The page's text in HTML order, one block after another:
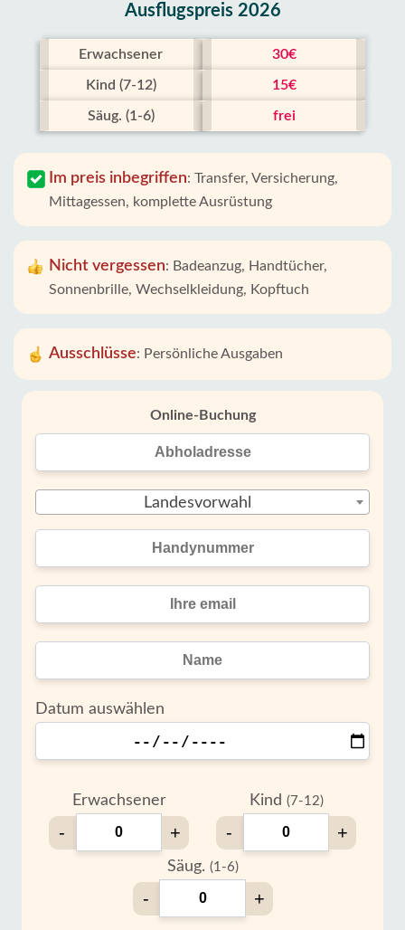
Ausflugspreis 2026
Erwachsener 30€
Kind (7-12) 15€
Säug. (1-6) frei
Im preis inbegriffen: Transfer, Versicherung,
Mittagessen, komplette Ausrüstung
Nicht vergessen: Badeanzug, Handtücher,
Sonnenbrille, Wechselkleidung, Kopftuch
Ausschlüsse: Persönliche Ausgaben
Online-Buchung
Landesvorwahl
Datum auswählen
Erwachsener
- +
Kind (7-12)
- +
Säug. (1-6)
- +